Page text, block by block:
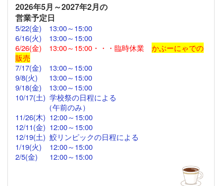
2026年5月～2027年2月の
営業予定日
5/22(金) 13:00～15:00
6/16(火) 13:00～15:00
6/26(金) 13:00～15:00・・・臨時休業 かぶーにゃでの
販売
7/17(金) 13:00～15:00
9/8(火) 13:00～15:00
9/18(金) 13:00～15:00
10/17(土) 学校祭の日程による
（午前のみ）
11/26(木) 12:00～15:00
12/11(金) 12:00～15:00
12/19(土) 鮫リンピックの日程による
1/19(火) 12:00～15:00
2/5(金) 12:00～15:00